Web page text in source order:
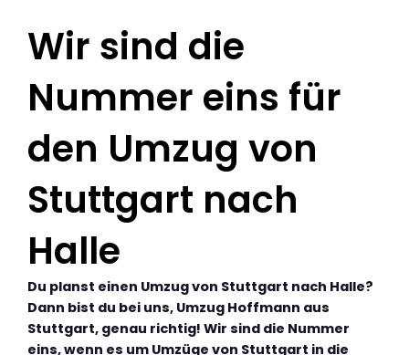
Wir sind die
Nummer eins für
den Umzug von
Stuttgart nach
Halle
Du planst einen Umzug von Stuttgart nach Halle?
Dann bist du bei uns, Umzug Hoffmann aus
Stuttgart, genau richtig! Wir sind die Nummer
eins, wenn es um Umzüge von Stuttgart in die